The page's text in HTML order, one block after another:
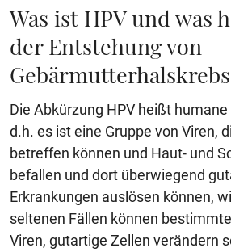
Was ist HPV und was
der Entstehung von
Die Abkürzung HPV heißt
d.h. es ist eine Gruppe von Viren,
betreffen können und Haut- und
befallen und dort überwiegend
Erkrankungen auslösen können,
seltenen Fällen können
Viren, gutartige Zellen verändern